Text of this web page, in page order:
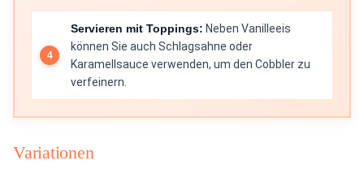
Servieren mit Toppings: Neben Vanilleeis
können Sie auch Schlagsahne oder
Karamellsauce verwenden, um den Cobbler zu
verfeinern.
Variationen